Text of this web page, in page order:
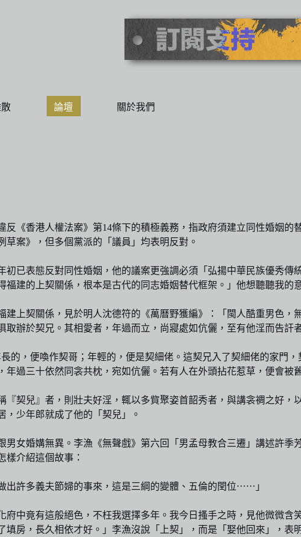
論壇 關於我們
《香港人權法案》第14條下的積極義務，指政府須建立同性婚姻
案》，但多個黨派的「議員」均表明反對。
已表態反對同性婚姻，他的議案更強調必須「弘揚中華民族優秀傳
建的上契關係，根本是古代的同志婚姻替代框架。」他想聽聽我的
上契關係，見於明人沈德符的《萬曆野獲編》：「閩人酷重男色，
辦於契兄。其相愛者，年過而立，尚寢處如伉儷，至有他淫而告訐
的，便喚作契哥；年輕的，便是契細佬。這契兄入了契細佬的家門
過三十依然同衾共枕，宛如伉儷。若有人在外頭拈花惹草，便會被
契兒』者，則壯夫好淫，輒以多貲聚姿首韶秀者，與講衾裯之好，
少年郎就成了他的「契兒」。
女婚媾無異。李漁《無聲戲》第六回「男孟母教合三遷」講述許季
介紹這個故事：
出許多義夫節婦的事來，這是三綱的變體、五倫的閏位⋯⋯」
中竟有這般絕色，不枉我選擇多年。我今日搔手之時，見他微微含
房，長久相依才好。」李漁沒說「上契」，而是「娶他回來」，表